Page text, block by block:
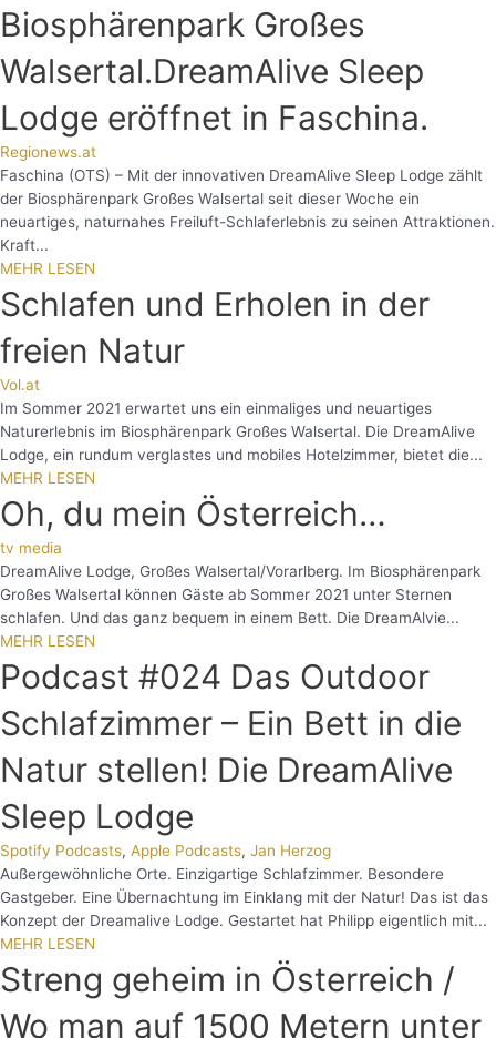
Biosphärenpark Großes
Walsertal.DreamAlive Sleep
Lodge eröffnet in Faschina.
Regionews.at
Faschina (OTS) – Mit der innovativen DreamAlive Sleep Lodge zählt
der Biosphärenpark Großes Walsertal seit dieser Woche ein
neuartiges, naturnahes Freiluft-Schlaferlebnis zu seinen Attraktionen.
Kraft...
MEHR LESEN
Schlafen und Erholen in der
freien Natur
Vol.at
Im Sommer 2021 erwartet uns ein einmaliges und neuartiges
Naturerlebnis im Biosphärenpark Großes Walsertal. Die DreamAlive
Lodge, ein rundum verglastes und mobiles Hotelzimmer, bietet die...
MEHR LESEN
Oh, du mein Österreich…
tv media
DreamAlive Lodge, Großes Walsertal/Vorarlberg. Im Biosphärenpark
Großes Walsertal können Gäste ab Sommer 2021 unter Sternen
schlafen. Und das ganz bequem in einem Bett. Die DreamAlvie...
MEHR LESEN
Podcast #024 Das Outdoor
Schlafzimmer – Ein Bett in die
Natur stellen! Die DreamAlive
Sleep Lodge
Spotify Podcasts, Apple Podcasts, Jan Herzog
Außergewöhnliche Orte. Einzigartige Schlafzimmer. Besondere
Gastgeber. Eine Übernachtung im Einklang mit der Natur! Das ist das
Konzept der Dreamalive Lodge. Gestartet hat Philipp eigentlich mit...
MEHR LESEN
Streng geheim in Österreich /
Wo man auf 1500 Metern unter